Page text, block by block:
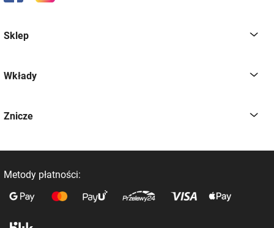
Sklep
Wkłady
Znicze
Metody płatności: